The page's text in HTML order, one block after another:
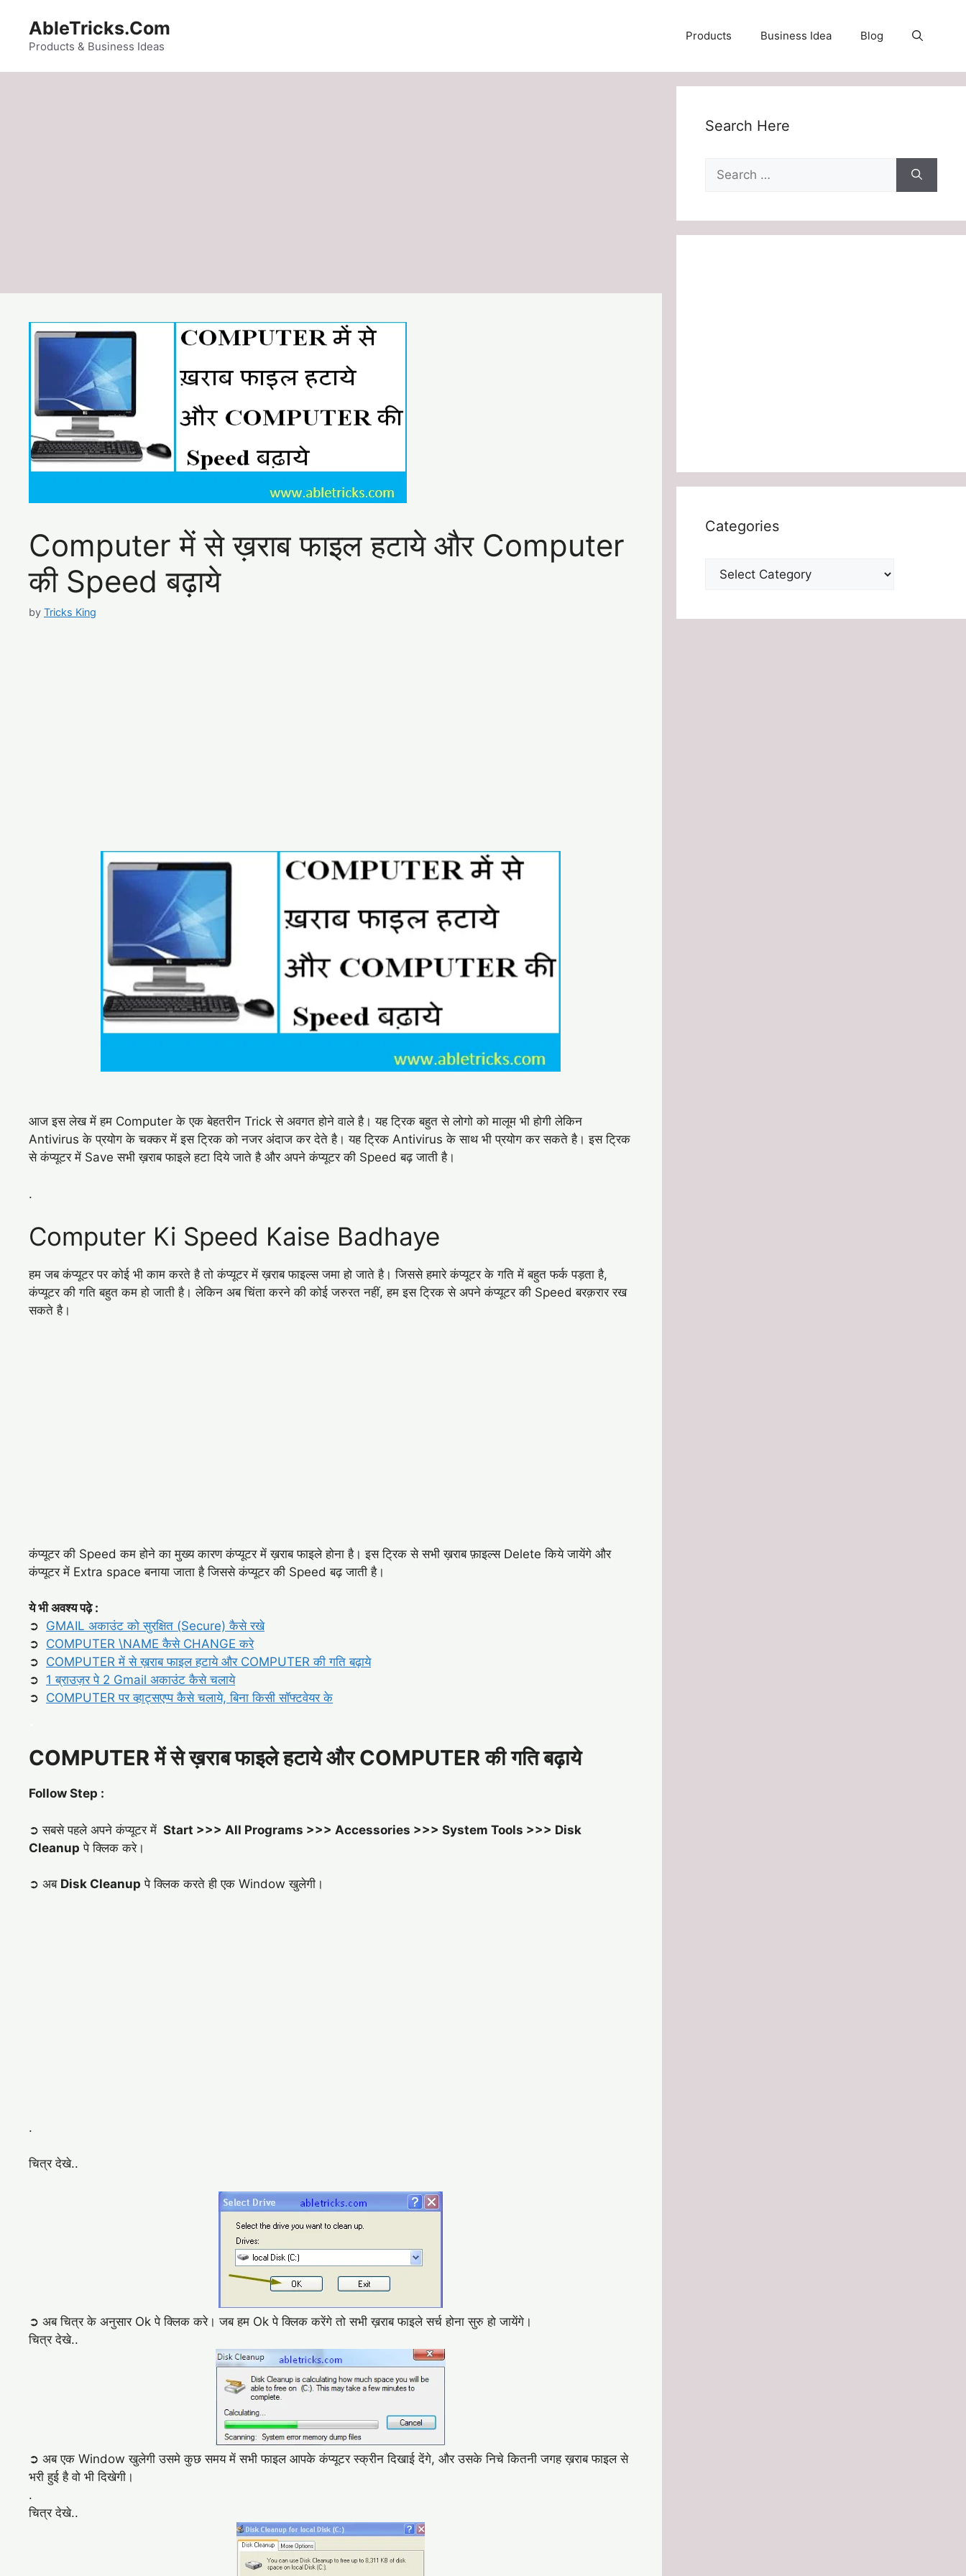
content
AbleTricks.Com
Products & Business Ideas
Products Business Idea Blog
Computer में से ख़राब फाइल हटाये और Computer
की Speed बढ़ाये
by Tricks King
आज इस लेख में हम Computer के एक बेहतरीन Trick से अवगत होने वाले है। यह ट्रिक बहुत से लोगो को मालूम भी होगी लेकिन
Antivirus के प्रयोग के चक्कर में इस ट्रिक को नजर अंदाज कर देते है। यह ट्रिक Antivirus के साथ भी प्रयोग कर सकते है। इस ट्रिक
से कंप्यूटर में Save सभी ख़राब फाइले हटा दिये जाते है और अपने कंप्यूटर की Speed बढ़ जाती है।
.
Computer Ki Speed Kaise Badhaye
हम जब कंप्यूटर पर कोई भी काम करते है तो कंप्यूटर में ख़राब फाइल्स जमा हो जाते है। जिससे हमारे कंप्यूटर के गति में बहुत फर्क पड़ता है,
कंप्यूटर की गति बहुत कम हो जाती है। लेकिन अब चिंता करने की कोई जरुरत नहीं, हम इस ट्रिक से अपने कंप्यूटर की Speed बरक़रार रख
सकते है।
कंप्यूटर की Speed कम होने का मुख्य कारण कंप्यूटर में ख़राब फाइले होना है। इस ट्रिक से सभी ख़राब फ़ाइल्स Delete किये जायेंगे और
कंप्यूटर में Extra space बनाया जाता है जिससे कंप्यूटर की Speed बढ़ जाती है।
ये भी अवश्य पढ़े :
➲ GMAIL अकाउंट को सुरक्षित (Secure) कैसे रखे
➲ COMPUTER \NAME कैसे CHANGE करे
➲ COMPUTER में से ख़राब फाइल हटाये और COMPUTER की गति बढ़ाये
➲ 1 ब्राउज़र पे 2 Gmail अकाउंट कैसे चलाये
➲ COMPUTER पर व्हाट्सएप्प कैसे चलाये, बिना किसी सॉफ्टवेयर के
COMPUTER में से ख़राब फाइले हटाये और COMPUTER की गति बढ़ाये
Follow Step :
➲ सबसे पहले अपने कंप्यूटर में Start >>> All Programs >>> Accessories >>> System Tools >>> Disk
Cleanup पे क्लिक करे।
➲ अब Disk Cleanup पे क्लिक करते ही एक Window खुलेगी।
.
चित्र देखे..
➲ अब चित्र के अनुसार Ok पे क्लिक करे। जब हम Ok पे क्लिक करेंगे तो सभी ख़राब फाइले सर्च होना सुरु हो जायेंगे।
चित्र देखे..
➲ अब एक Window खुलेगी उसमे कुछ समय में सभी फाइल आपके कंप्यूटर स्क्रीन दिखाई देंगे, और उसके निचे कितनी जगह ख़राब फाइल से
भरी हुई है वो भी दिखेगी।
.
चित्र देखे..
Search Here
Search
for:
Categories
Categories